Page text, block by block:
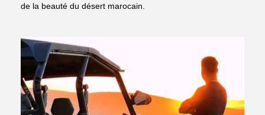
de la beauté du désert marocain.